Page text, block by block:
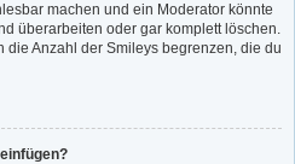
machen und ein Moderator könnte
überarbeiten oder gar komplett löschen.
die Anzahl der Smileys begrenzen, die du